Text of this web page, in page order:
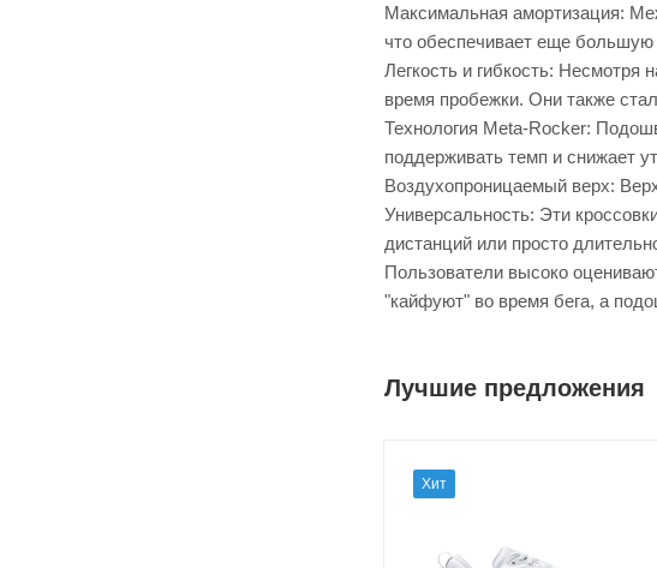
Максимальная амортизация:
что обеспечивает еще большую
Легкость и гибкость:
время пробежки. Они также
Технология Meta-Rocker:
поддерживать темп и снижает
Воздухопроницаемый верх:
Универсальность: Эти
дистанций или просто
Пользователи высоко
"кайфуют" во время бега, а
Лучшие предложения
Хит